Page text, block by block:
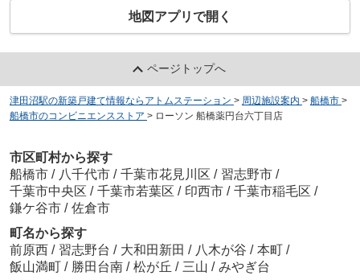
地図アプリで開く
ページトップへ
津田沼駅の新築戸建て情報ならアトムステーション > 周辺施設案内 > 船橋市 >
船橋市のコンビニエンスストア > ローソン 船橋薬円台六丁目店
市区町村から探す
船橋市 / 八千代市 / 千葉市花見川区 / 習志野市 /
千葉市中央区 / 千葉市若葉区 / 印西市 / 千葉市稲毛区 /
鎌ケ谷市 / 佐倉市
町名から探す
前原西 / 習志野台 / 大和田新田 / 八木が谷 / 本町 /
飯山満町 / 勝田台南 / 松が丘 / 三山 / みやぎ台